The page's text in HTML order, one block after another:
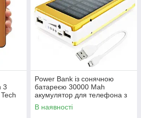
3
Power Bank із сонячною
батареєю 30000 Mah
акумулятор для телефона з
зарядкою від сонця
В наявності